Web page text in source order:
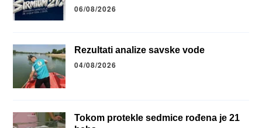
06/08/2026
Rezultati analize savske vode
04/08/2026
Tokom protekle sedmice rođena je 21